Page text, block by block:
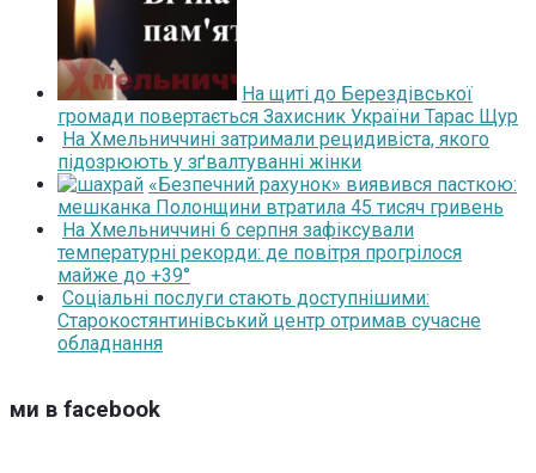
На щиті до Берездівської
громади повертається Захисник України Тарас Щур
На Хмельниччині затримали рецидивіста, якого
підозрюють у зґвалтуванні жінки
«Безпечний рахунок» виявився пасткою:
мешканка Полонщини втратила 45 тисяч гривень
На Хмельниччині 6 серпня зафіксували
температурні рекорди: де повітря прогрілося
майже до +39°
Соціальні послуги стають доступнішими:
Старокостянтинівський центр отримав сучасне
обладнання
ми в facebook